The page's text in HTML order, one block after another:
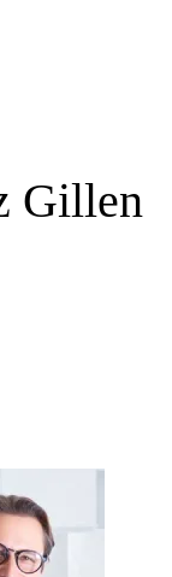
Gillen